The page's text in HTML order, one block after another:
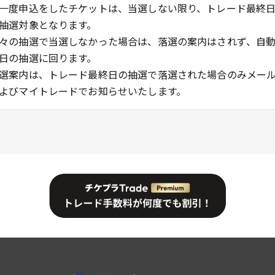
度申込をしたチケットは、当選しない限り、トレード最終
選対象となります。
の抽選で当選しなかった場合は、落選の案内はされず、自
の抽選に回ります。
案内は、トレード最終日の抽選で落選された場合のみメール
びマイトレードでお知らせいたします。